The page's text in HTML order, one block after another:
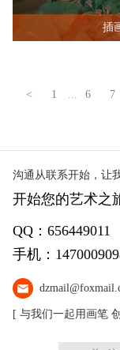
插
< 1 6 7
沟通从联系开始，让
开始您的艺术之
QQ：656449011
手机：
[ 与我们一起用画笔